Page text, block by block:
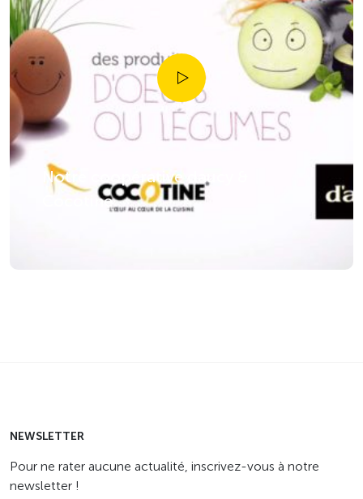
Notre coopérative daucy &
Cocotine
NEWSLETTER
Pour ne rater aucune actualité, inscrivez-vous à notre
newsletter !